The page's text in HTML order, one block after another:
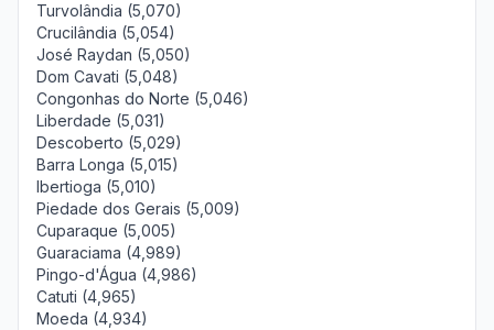
Turvolândia (5,070)
Crucilândia (5,054)
José Raydan (5,050)
Dom Cavati (5,048)
Congonhas do Norte (5,046)
Liberdade (5,031)
Descoberto (5,029)
Barra Longa (5,015)
Ibertioga (5,010)
Piedade dos Gerais (5,009)
Cuparaque (5,005)
Guaraciama (4,989)
Pingo-d'Água (4,986)
Catuti (4,965)
Moeda (4,934)